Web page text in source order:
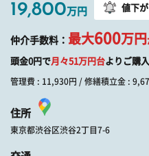
19,800万円 値下
仲介手数料： 最大600万円
頭金0円で月々51 万円台よりご購
管理費 : 11,930円 / 修繕積立金 :
住所
東京都渋谷区渋谷2丁目7-6